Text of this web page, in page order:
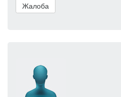
Жалоба